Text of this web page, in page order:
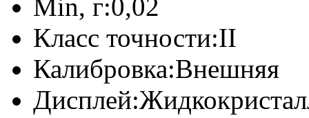
Min, г:0,02
Класс точности:II
Калибровка:Внешняя
Дисплей: